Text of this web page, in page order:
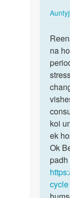
Reena
bete,
itna
late
tak…
na
koi
ek
Ok
cycle